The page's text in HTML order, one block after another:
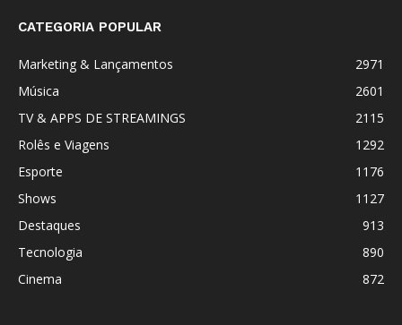
CATEGORIA POPULAR
Marketing & Lançamentos
2971
Música
2601
TV & APPS DE STREAMINGS
2115
Rolês e Viagens
1292
Esporte
1176
Shows
1127
Destaques
913
Tecnologia
890
Cinema
872